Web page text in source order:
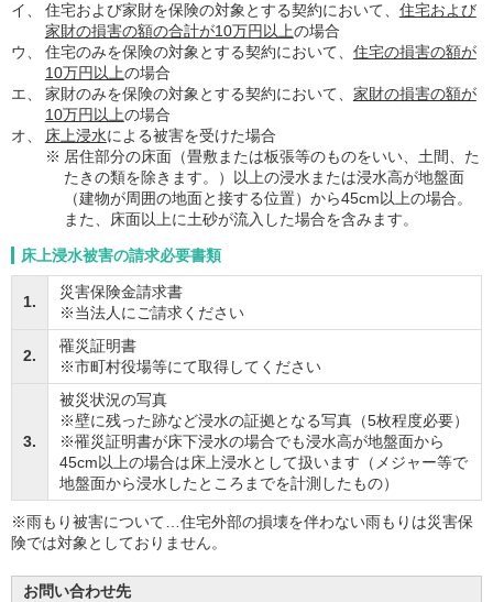
イ、
住宅および家財を保険の対象とする契約において、 住宅および
家財の損害の額の合計が10万円以上の場合
ウ、
住宅のみを保険の対象とする契約において、 住宅の損害の額が
10万円以上の場合
エ、
家財のみを保険の対象とする契約において、 家財の損害の額が
10万円以上の場合
オ、
床上浸水による被害を受けた場合
※ 居住部分の床面（畳敷または板張等のものをいい、土間、た
たきの類を除きます。）以上の浸水または浸水高が地盤面
（建物が周囲の地面と接する位置）から45cm以上の場合。
また、床面以上に土砂が流入した場合を含みます。
床上浸水被害の請求必要書類
1.
災害保険金請求書
※当法人にご請求ください
2.
罹災証明書
※市町村役場等にて取得してください
3.
被災状況の写真
※壁に残った跡など浸水の証拠となる写真（5枚程度必要）
※罹災証明書が床下浸水の場合でも浸水高が地盤面から
45cm以上の場合は床上浸水として扱います（メジャー等で
地盤面から浸水したところまでを計測したもの）
※雨もり被害について…住宅外部の損壊を伴わない雨もりは災害保
険では対象としておりません。
お問い合わせ先